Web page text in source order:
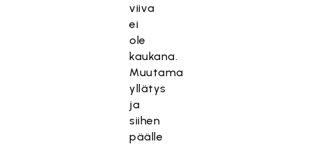
viiva
ei
ole
kaukana.
Muutama
yllätys
ja
siihen
päälle